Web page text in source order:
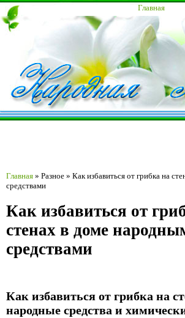
Главная
Главная » Разное » Как избавиться от грибка на
средствами
Как избавиться от
стенах в доме
средствами
Как избавиться от грибка на
народные средства и